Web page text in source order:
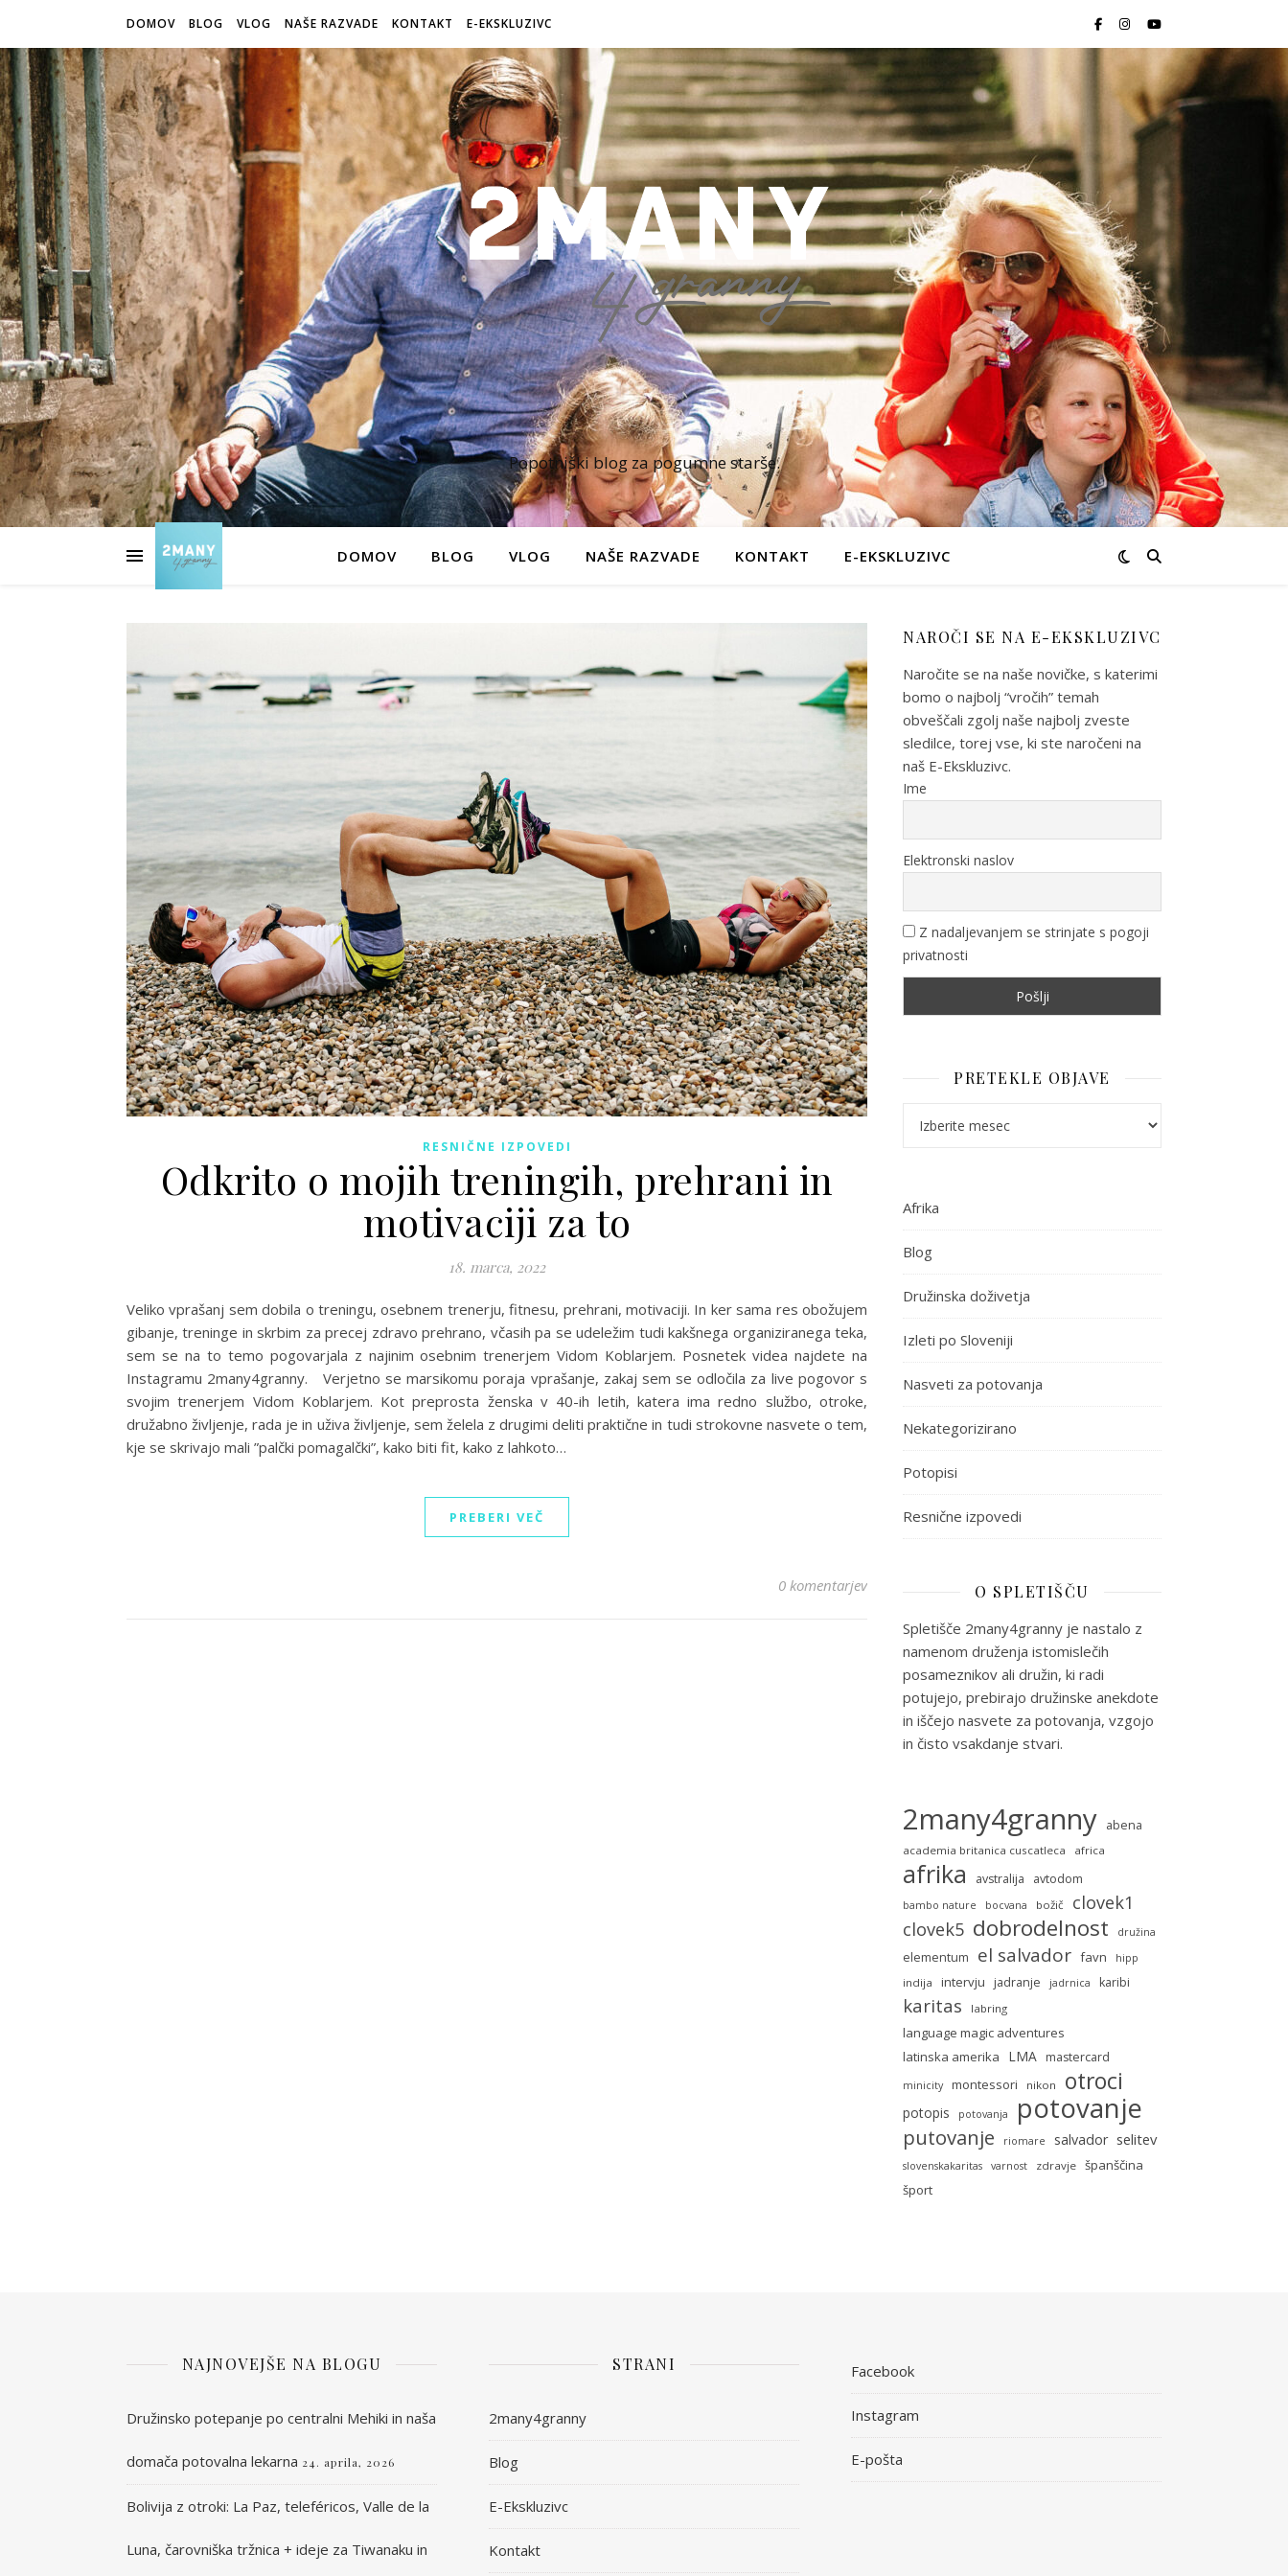
DOMOV BLOG VLOG NAŠE RAZVADE KONTAKT E-EKSKLUZIVC
Popotniški blog za pogumne starše.
DOMOV BLOG VLOG NAŠE RAZVADE KONTAKT E-EKSKLUZIVC
RESNIČNE IZPOVEDI
Odkrito o mojih treningih, prehrani in
motivaciji za to
18. marca, 2022
Veliko vprašanj sem dobila o treningu, osebnem trenerju, fitnesu, prehrani, motivaciji. In ker sama res obožujem
gibanje, treninge in skrbim za precej zdravo prehrano, včasih pa se udeležim tudi kakšnega organiziranega teka,
sem se na to temo pogovarjala z najinim osebnim trenerjem Vidom Koblarjem. Posnetek videa najdete na
Instagramu 2many4granny. Verjetno se marsikomu poraja vprašanje, zakaj sem se odločila za live pogovor s
svojim trenerjem Vidom Koblarjem. Kot preprosta ženska v 40-ih letih, katera ima redno službo, otroke,
družabno življenje, rada je in uživa življenje, sem želela z drugimi deliti praktične in tudi strokovne nasvete o tem,
kje se skrivajo mali ”palčki pomagalčki”, kako biti fit, kako z lahkoto…
PREBERI VEČ
0 komentarjev
NAROČI SE NA E-EKSKLUZIVC
Naročite se na naše novičke, s katerimi
bomo o najbolj “vročih” temah
obveščali zgolj naše najbolj zveste
sledilce, torej vse, ki ste naročeni na
naš E-Ekskluzivc.
Ime
Elektronski naslov
Z nadaljevanjem se strinjate s pogoji
privatnosti
PRETEKLE OBJAVE
Afrika
Blog
Družinska doživetja
Izleti po Sloveniji
Nasveti za potovanja
Nekategorizirano
Potopisi
Resnične izpovedi
O SPLETIŠČU
Spletišče 2many4granny je nastalo z
namenom druženja istomislečih
posameznikov ali družin, ki radi
potujejo, prebirajo družinske anekdote
in iščejo nasvete za potovanja, vzgojo
in čisto vsakdanje stvari.
2many4granny abena
academia britanica cuscatleca africa
afrika avstralija avtodom
bambo nature bocvana božič clovek1
clovek5 dobrodelnost družina
elementum el salvador favn hipp
indija intervju jadranje jadrnica karibi
karitas labring
language magic adventures
latinska amerika
LMA mastercard
minicity montessori nikon otroci
potopis potovanja potovanje
putovanje riomare salvador selitev
slovenskakaritas varnost zdravje španščina
šport
NAJNOVEJŠE NA BLOGU
Družinsko potepanje po centralni Mehiki in naša
domača potovalna lekarna 24. aprila, 2026
Bolivija z otroki: La Paz, teleféricos, Valle de la
Luna, čarovniška tržnica + ideje za Tiwanaku in
STRANI
2many4granny
Blog
E-Ekskluzivc
Kontakt
Facebook
Instagram
E-pošta